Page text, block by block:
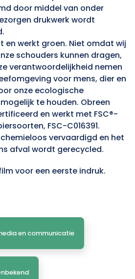
door middel van onder
drukwerk wordt
en werkt groen. Niet omdat wij
schouders kunnen dragen,
verantwoordelijkheid nemen
voor mens, dier en
onze ecologische
te houden. Obreen
en werkt met FSC®-
FSC-C016391.
vervaardigd en het
afval wordt gerecycled.
voor een eerste indruk.
en communicatie